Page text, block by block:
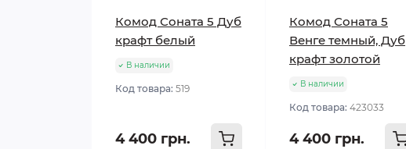
Комод Соната 5 Дуб
крафт белый
В наличии
Код товара: 519
4 400 грн.
Комод Соната 5
Венге темный, Дуб
крафт золотой
В наличии
Код товара: 423033
4 400 грн.